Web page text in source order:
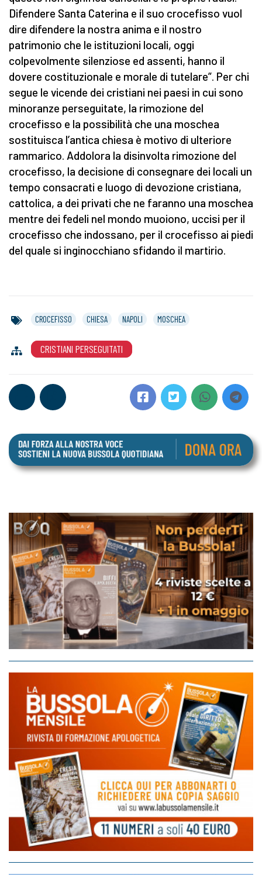
Difendere Santa Caterina e il suo crocefisso vuol
dire difendere la nostra anima e il nostro
patrimonio che le istituzioni locali, oggi
colpevolmente silenziose ed assenti, hanno il
dovere costituzionale e morale di tutelare”. Per chi
segue le vicende dei cristiani nei paesi in cui sono
minoranze perseguitate, la rimozione del
crocefisso e la possibilità che una moschea
sostituisca l’antica chiesa è motivo di ulteriore
rammarico. Addolora la disinvolta rimozione del
crocefisso, la decisione di consegnare dei locali un
tempo consacrati e luogo di devozione cristiana,
cattolica, a dei privati che ne faranno una moschea
mentre dei fedeli nel mondo muoiono, uccisi per il
crocefisso che indossano, per il crocefisso ai piedi
del quale si inginocchiano sfidando il martirio.
CROCEFISSO CHIESA NAPOLI MOSCHEA
CRISTIANI PERSEGUITATI